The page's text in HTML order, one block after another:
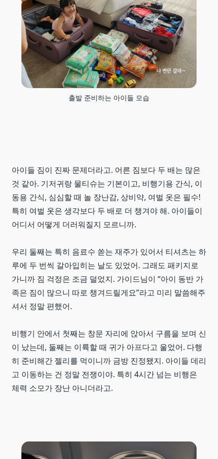
출발 준비하는 아이들 모습
아이들 짐이 진짜 문제더라고. 어른 짐보다 두 배는 많은
것 같아. 기저귀랑 물티슈는 기본이고, 비행기용 간식, 이
동용 간식, 심심할 때 놀 장난감, 상비약, 여벌 옷은 필수!
특히 여벌 옷은 생각보다 두 배로 더 챙겨야 해. 아이들이
어디서 어떻게 더러워질지 모르니까.
우리 둘째는 특히 음료수 쏟는 재주가 있어서 티셔츠는 하
루에 두 번씩 갈아입히는 날도 있었어. 그래도 패키지로
가니까 짐 걱정은 조금 덜었지. 가이드님이 “아이 동반 가
족은 짐이 많으니 따로 챙겨드릴게요”라고 미리 말씀해주
셔서 정말 편했어.
비행기 안에서 첫째는 창문 자리에 앉아서 구름을 보며 신
이 났는데, 둘째는 이륙할 때 귀가 아프다고 울었어. 다행
히 준비해간 젤리를 먹이니까 금방 진정됐지. 아이들 데리
고 이동하는 건 정말 전쟁이야. 특히 4시간 넘는 비행은
체력 소모가 장난 아니더라고.